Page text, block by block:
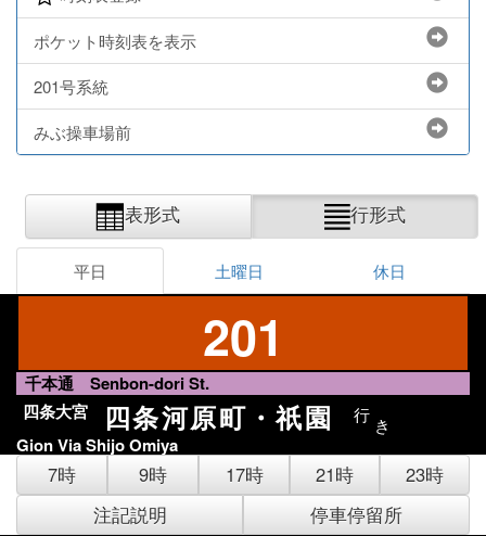
ポケット時刻表を表示
201号系統
みぶ操車場前
表形式 行形式
平日 土曜日 休日
201
千本通 Senbon-dori St.
四条大宮
四条河原町・祇園 行 き
Gion Via Shijo Omiya
7時 9時 17時 21時
23時
注記説明
停車停留所